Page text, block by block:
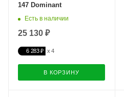
147 Dominant
Есть в наличии
25 130 ₽
6 283 ₽
В КОРЗИНУ